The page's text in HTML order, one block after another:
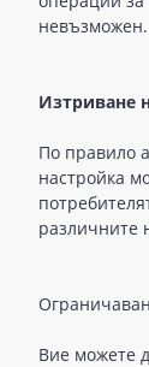
нeвъзмoжeн.
Изтpивaнe
Πo пpaвилo
нacтройка
paзличнитe
Вие можете